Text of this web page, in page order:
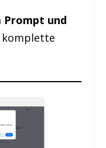
Prompt und